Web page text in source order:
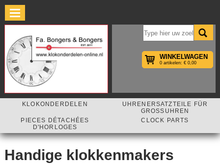
WINKELWAGEN
0 artikelen: € 0,00
KLOKONDERDELEN
UHRENERSATZTEILE FÜR
GROSSUHREN
PIECES DÉTACHÉES
D'HORLOGES
CLOCK PARTS
Handige klokkenmakers